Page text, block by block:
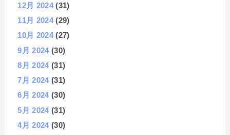
12月 2024(31)
11月 2024(29)
10月 2024(27)
9月 2024(30)
8月 2024(31)
7月 2024(31)
6月 2024(30)
5月 2024(31)
4月 2024(30)